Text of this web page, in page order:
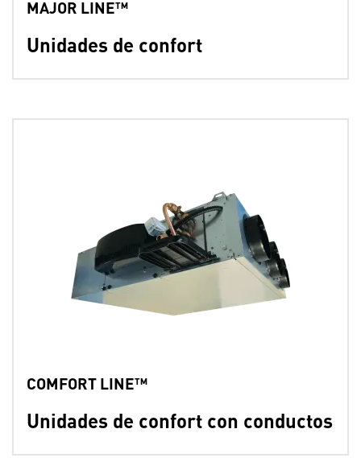
Unidades de confort
MAJOR LINE™
Unidades de confort con conductos
COMFORT LINE™